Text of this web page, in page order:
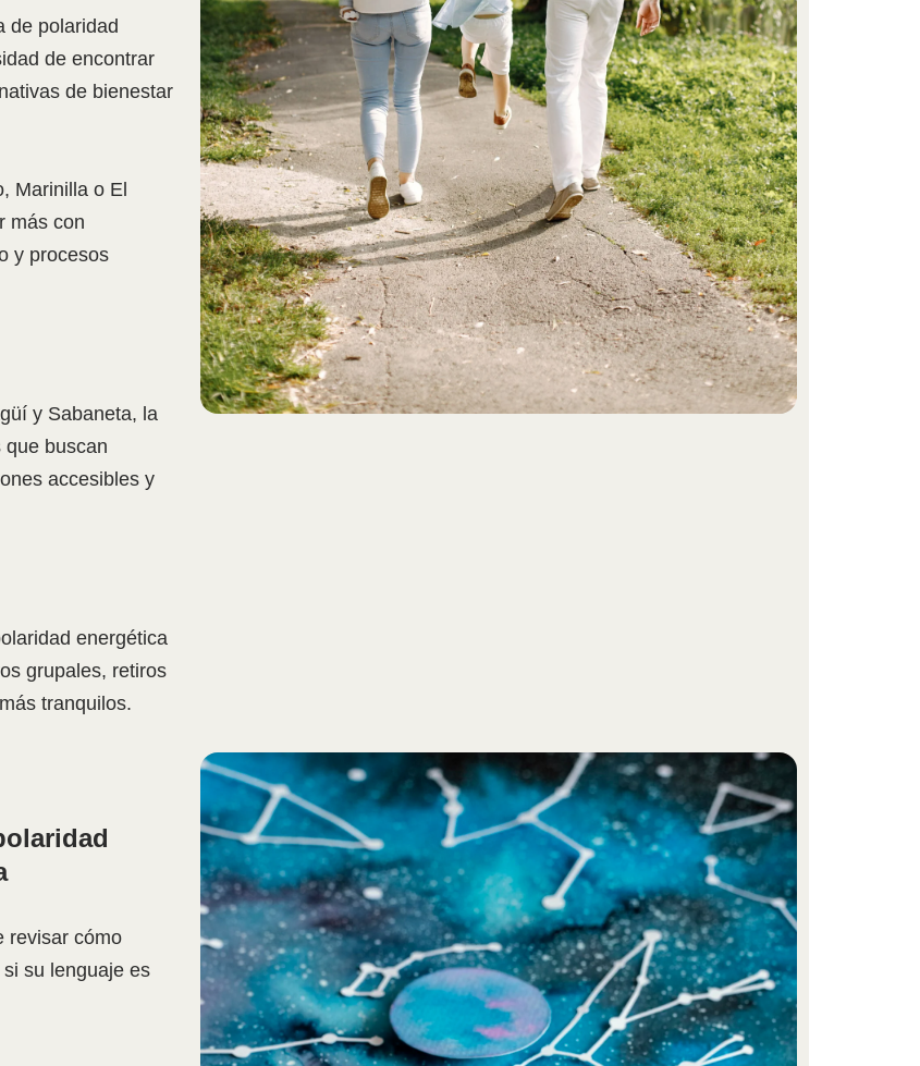
de polaridad
de encontrar
de bienestar
Marinilla o El
más con
y procesos
y Sabaneta, la
que buscan
accesibles y
energética
grupales, retiros
tranquilos.
revisar cómo
su lenguaje es